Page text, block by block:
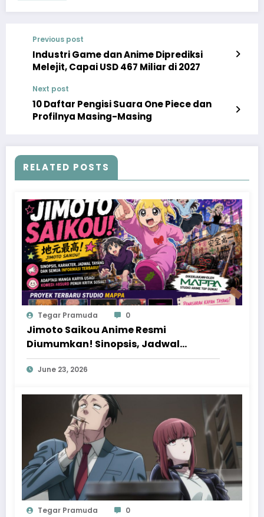
Previous post
Industri Game dan Anime Diprediksi
Melejit, Capai USD 467 Miliar di 2027
Next post
10 Daftar Pengisi Suara One Piece dan
Profilnya Masing-Masing
RELATED POSTS
Tegar Pramuda 0
Jimoto Saikou Anime Resmi
Diumumkan! Sinopsis, Jadwal
Tayang, dan Proyek Baru MAPPA yang
Patut Ditunggu
June 23, 2026
Tegar Pramuda 0